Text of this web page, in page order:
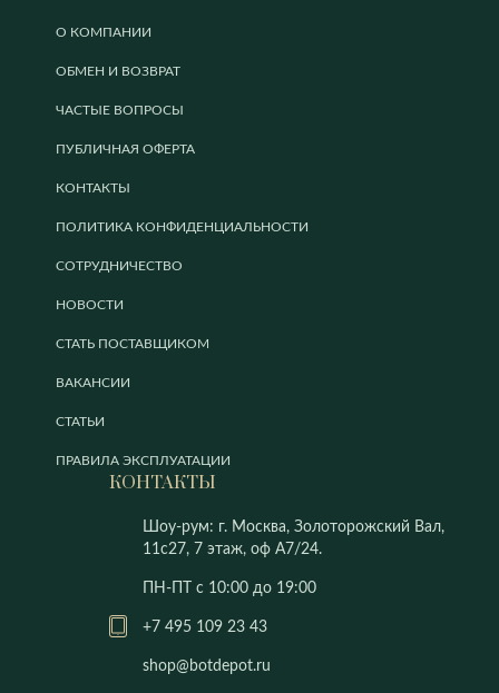
О КОМПАНИИ
ОБМЕН И ВОЗВРАТ
ЧАСТЫЕ ВОПРОСЫ
ПУБЛИЧНАЯ ОФЕРТА
КОНТАКТЫ
ПОЛИТИКА КОНФИДЕНЦИАЛЬНОСТИ
СОТРУДНИЧЕСТВО
НОВОСТИ
СТАТЬ ПОСТАВЩИКОМ
ВАКАНСИИ
СТАТЬИ
ПРАВИЛА ЭКСПЛУАТАЦИИ
КОНТАКТЫ
Шоу-рум: г. Москва, Золоторожский Вал,
11с27, 7 этаж, оф А7/24.
ПН-ПТ с 10:00 до 19:00
+7 495 109 23 43
shop@botdepot.ru